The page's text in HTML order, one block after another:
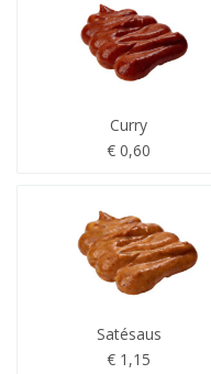
Curry
€ 0,60
Satésaus
€ 1,15